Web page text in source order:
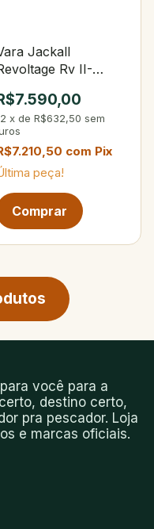
Jackall
Rv II-
3.5-18g
x de R$632,50 sem
com Pix
peça!
você para a
destino certo,
pra pescador. Loja
e marcas oficiais.